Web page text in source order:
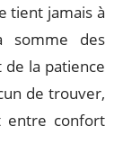
tient jamais à
somme des
la patience
de trouver,
entre confort